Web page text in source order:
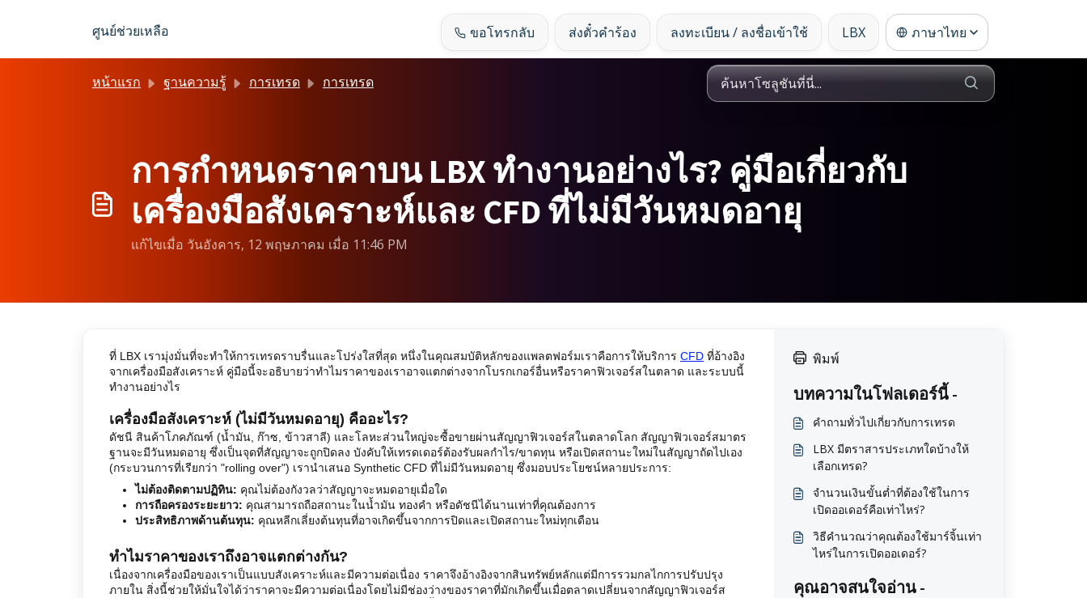
ศูนย์ช่วยเหลือ
ขอโทรกลับ ส่งตั๋วคำร้อง ลงทะเบียน / ลงชื่อเข้าใช้ LBX ภาษาไทย
หน้าแรก ฐานความรู้ การเทรด การเทรด
การกำหนดราคาบน LBX ทำงานอย่างไร? คู่มือเกี่ยวกับ
เครื่องมือสังเคราะห์และ CFD ที่ไม่มีวันหมดอายุ
แก้ไขเมื่อ วันอังคาร, 12 พฤษภาคม เมื่อ 11:46 PM
ที่ LBX เรามุ่งมั่นที่จะทำให้การเทรดราบรื่นและโปร่งใสที่สุด หนึ่งในคุณสมบัติหลักของแพลตฟอร์มเราคือการให้บริการ CFD ที่อ้างอิง
จากเครื่องมือสังเคราะห์ คู่มือนี้จะอธิบายว่าทำไมราคาของเราอาจแตกต่างจากโบรกเกอร์อื่นหรือราคาฟิวเจอร์สในตลาด และระบบนี้
ทำงานอย่างไร
เครื่องมือสังเคราะห์ (ไม่มีวันหมดอายุ) คืออะไร?
ดัชนี สินค้าโภคภัณฑ์ (น้ำมัน, ก๊าซ, ข้าวสาลี) และโลหะส่วนใหญ่จะซื้อขายผ่านสัญญาฟิวเจอร์สในตลาดโลก สัญญาฟิวเจอร์สมาตร
ฐานจะมีวันหมดอายุ ซึ่งเป็นจุดที่สัญญาจะถูกปิดลง บังคับให้เทรดเดอร์ต้องรับผลกำไร/ขาดทุน หรือเปิดสถานะใหม่ในสัญญาถัดไปเอง
(กระบวนการที่เรียกว่า "rolling over") เรานำเสนอ Synthetic CFD ที่ไม่มีวันหมดอายุ ซึ่งมอบประโยชน์หลายประการ:
ไม่ต้องติดตามปฏิทิน: คุณไม่ต้องกังวลว่าสัญญาจะหมดอายุเมื่อใด
การถือครองระยะยาว: คุณสามารถถือสถานะในน้ำมัน ทองคำ หรือดัชนีได้นานเท่าที่คุณต้องการ
ประสิทธิภาพด้านต้นทุน: คุณหลีกเลี่ยงต้นทุนที่อาจเกิดขึ้นจากการปิดและเปิดสถานะใหม่ทุกเดือน
ทำไมราคาของเราถึงอาจแตกต่างกัน?
เนื่องจากเครื่องมือของเราเป็นแบบสังเคราะห์และมีความต่อเนื่อง ราคาจึงอ้างอิงจากสินทรัพย์หลักแต่มีการรวมกลไกการปรับปรุง
ภายใน สิ่งนี้ช่วยให้มั่นใจได้ว่าราคาจะมีความต่อเนื่องโดยไม่มีช่องว่างของราคาที่มักเกิดขึ้นเมื่อตลาดเปลี่ยนจากสัญญาฟิวเจอร์ส
พิมพ์
บทความในโฟลเดอร์นี้ -
คำถามทั่วไปเกี่ยวกับการเทรด
LBX มีตราสารประเภทใดบ้างให้
เลือกเทรด?
จำนวนเงินขั้นต่ำที่ต้องใช้ในการ
เปิดออเดอร์คือเท่าไหร่?
วิธีคำนวณว่าคุณต้องใช้มาร์จิ้นเท่า
ไหร่ในการเปิดออเดอร์?
คุณอาจสนใจอ่าน -